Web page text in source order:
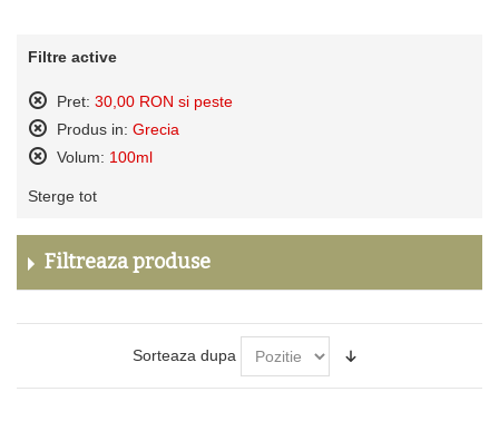
Filtre active
Pret: 30,00 RON si peste
Sterge
acest
produs
Produs in: Grecia
Sterge
acest
produs
Volum: 100ml
acest
Sterge tot
Filtreaza produse
Sorteaza dupa